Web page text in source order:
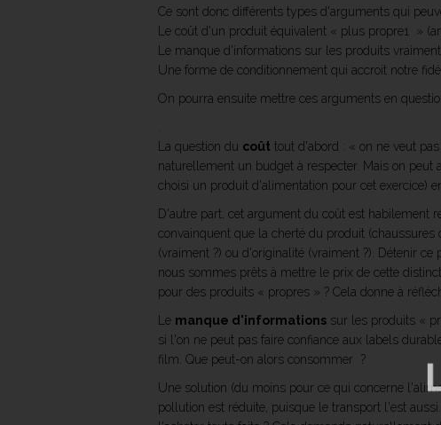
Ce sont donc différents types d'arguments qui
Le coût d'un produit équivalent « plus propre1 »
Le manque d'informations sur les produits
Une forme de conditionnement qui accroit notre
On pourra ensuite mettre ces arguments en
La question du coût tout d'abord : « on ne veut
naturellement un budget à respecter. Mais on
choisi un produit d'alimentation pour cet exercice)
D'autre part, cet argument du coût est habilement
convainquent que la cherté du produit
(vraiment ?) ou d'originalité (vraiment ?). Détenir
nous sommes prêts à mettre le prix de cette
pour des produits « propres » ? Cela donne à
Le manque d'informations sur les produits «
si l'on ne peut pas faire confiance aux labels
film. Que peut-on alors consommer ?
Une solution (du moins pour ce qui concerne
pollution est réduite, puisque le transport l'est